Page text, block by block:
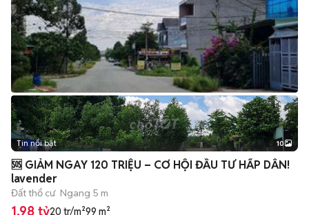
+2
Tin nổi bật 10
🆘️ GIẢM NGAY 120 TRIỆU – CƠ HỘI ĐẦU TƯ HẤP DẪN!
lavender
Đất thổ cư Ngang 5 m
1,98 tỷ20 tr/m²99 m²